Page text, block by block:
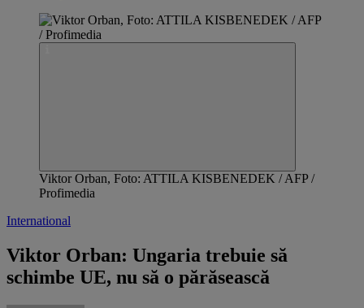
Viktor Orban, Foto: ATTILA KISBENEDEK / AFP /
Profimedia
International
Viktor Orban: Ungaria trebuie să
schimbe UE, nu să o părăsească